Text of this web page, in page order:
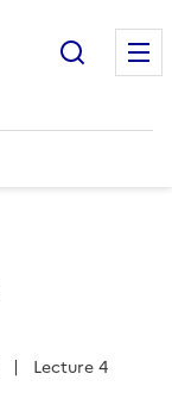
|
Lecture 4